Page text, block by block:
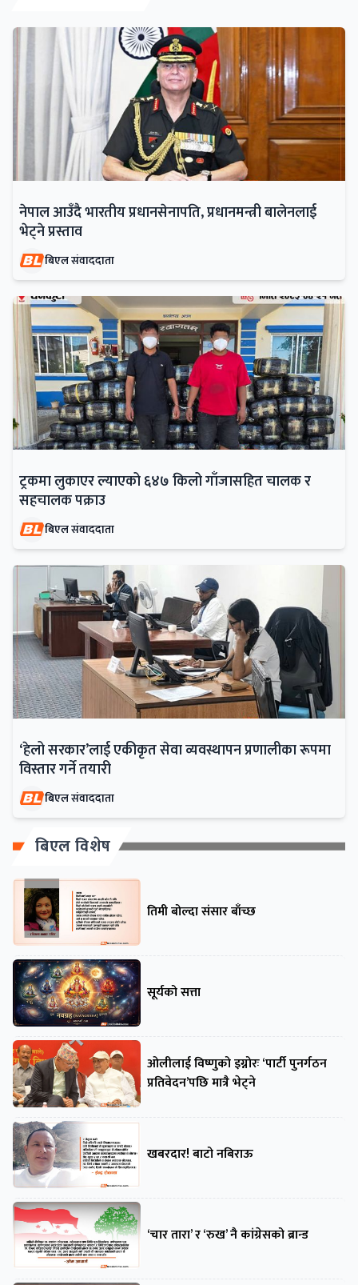
नेपाल आउँदै भारतीय प्रधानसेनापति, प्रधानमन्त्री बालेनलाई
भेट्ने प्रस्ताव
बिएल संवाददाता
ट्रकमा लुकाएर ल्याएको ६४७ किलो गाँजासहित चालक र
सहचालक पक्राउ
बिएल संवाददाता
‘हेलो सरकार’लाई एकीकृत सेवा व्यवस्थापन प्रणालीका रूपमा
विस्तार गर्ने तयारी
बिएल संवाददाता
बिएल विशेष
तिमी बोल्दा संसार बाँच्छ
सूर्यको सत्ता
ओलीलाई विष्णुको इग्नोरः ‘पार्टी पुनर्गठन
प्रतिवेदन’पछि मात्रै भेट्ने
खबरदार! बाटो नबिराऊ
‘चार तारा’ र ‘रुख’ नै कांग्रेसको ब्रान्ड